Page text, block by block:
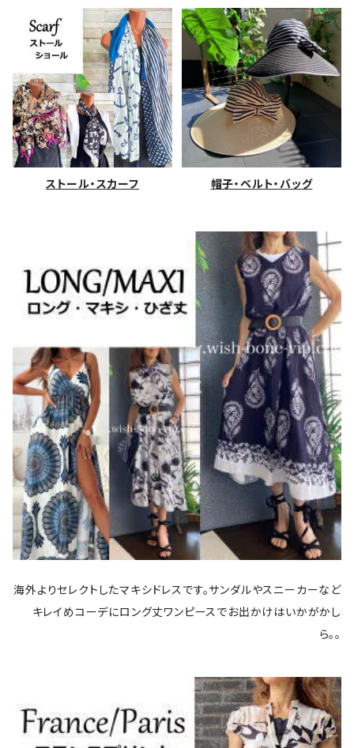
ストール・スカーフ 帽子・ベルト・バッグ
海外よりセレクトしたマキシドレスです。サンダルやスニーカーなど
キレイめコーデにロング丈ワンピースでお出かけはいかがかし
ら。。